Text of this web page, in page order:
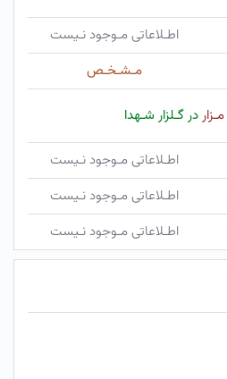
اطـلاعاتی مـوجود نـیست
مـشـخـص
مـزاردر گـلزار شـهدا
اطـلاعاتی مـوجود نـیست
اطـلاعاتی مـوجود نـیست
اطـلاعاتی مـوجود نـیست